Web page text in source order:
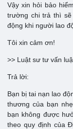
Vậy xin hỏi bảo
trường chi trả thì
động khi người lao
Tôi xin cảm ơn!
>> Luật sư tư vấn
Trả lời:
Bạn bị tai nạn lao
thương của bạn
bạn không được
theo quy định của